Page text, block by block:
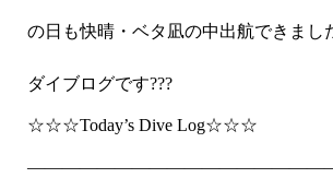
の日も快晴・ベタ凪の中出航できまし
ダイブログです???
☆☆☆Today’s Dive Log☆☆☆